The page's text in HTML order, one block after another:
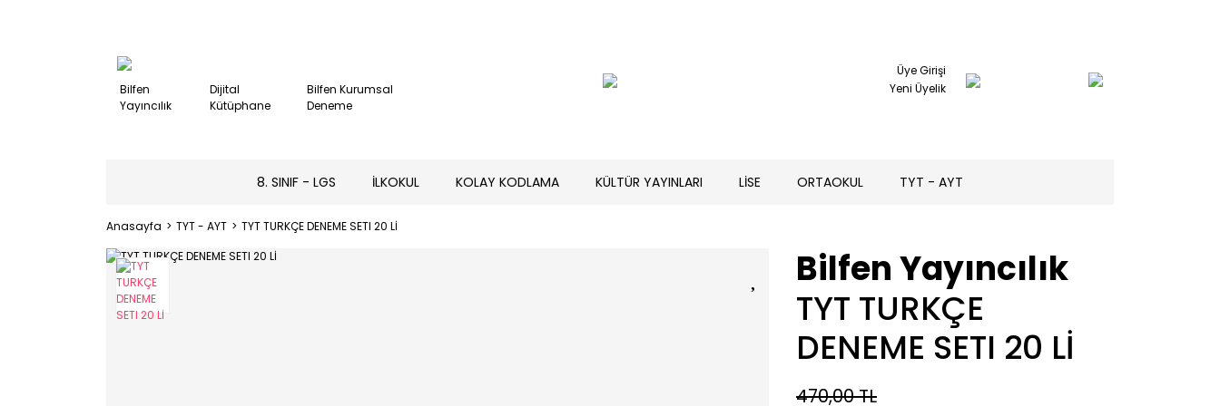
Bilfen
Yayıncılık
Dijital
Kütüphane
Bilfen Kurumsal
Deneme
Üye Girişi
Yeni Üyelik
8. SINIF - LGS İLKOKUL KOLAY KODLAMA KÜLTÜR YAYINLARI LİSE ORTAOKUL TYT - AYT
Anasayfa TYT - AYT TYT TURKÇE DENEME SETI 20 Lİ
Bilfen Yayıncılık
TYT TURKÇE
DENEME SETI 20 Lİ
470,00 TL